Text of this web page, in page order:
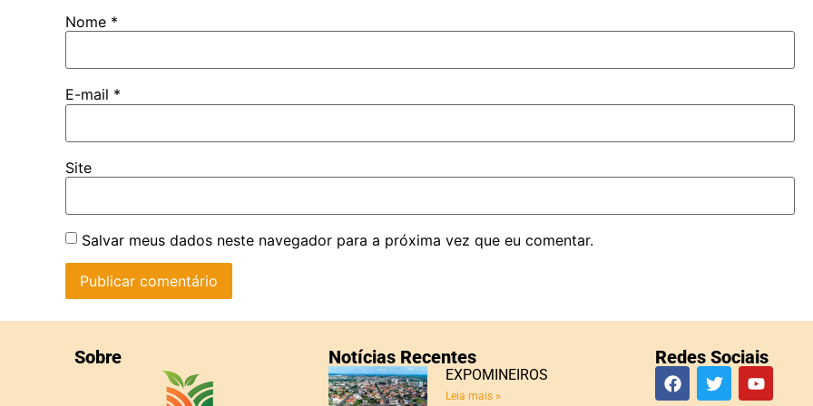
Nome *
E-mail *
Site
Salvar meus dados neste navegador para a próxima vez que eu comentar.
Sobre Notícias Recentes
EXPOMINEIROS
Leia mais »
Redes Sociais